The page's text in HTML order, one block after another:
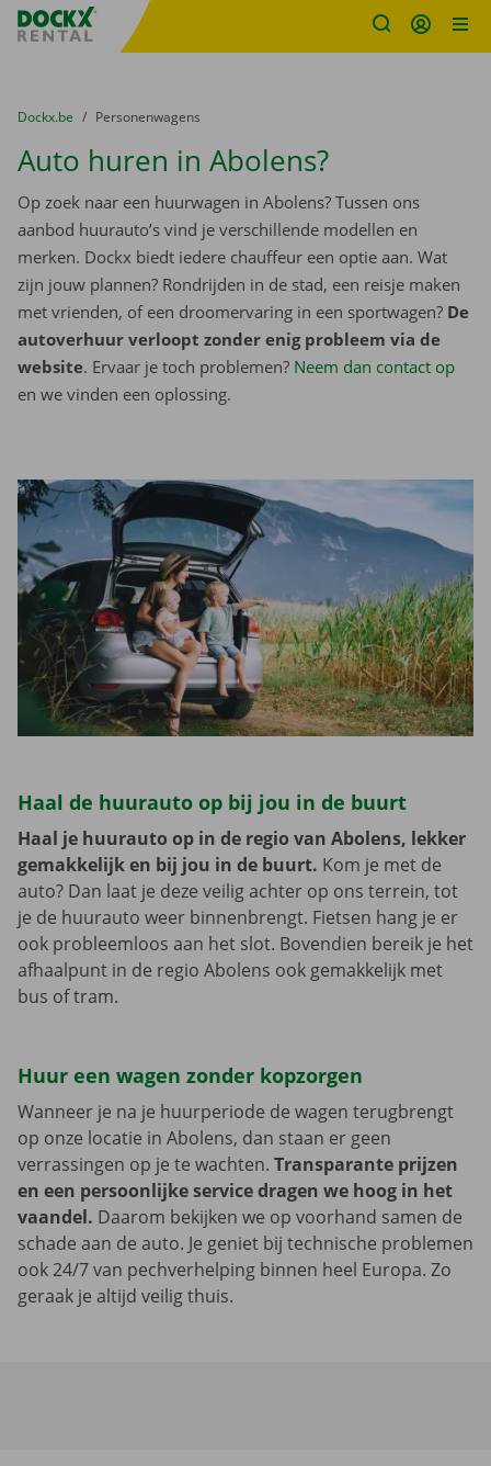
Fratello DEMO
U bevindt zich hier:
van
Dockx.be naar
Personenwagens
Auto huren in Abolens?
Op zoek naar een huurwagen in Abolens? Tussen ons
aanbod huurauto’s vind je verschillende modellen en
merken. Dockx biedt iedere chauffeur een optie aan. Wat
zijn jouw plannen? Rondrijden in de stad, een reisje maken
met vrienden, of een droomervaring in een sportwagen? De
autoverhuur verloopt zonder enig probleem via de
website. Ervaar je toch problemen? Neem dan contact op
en we vinden een oplossing.
Haal de huurauto op bij jou in de buurt
Haal je huurauto op in de regio van Abolens, lekker
gemakkelijk en bij jou in de buurt. Kom je met de
auto? Dan laat je deze veilig achter op ons terrein, tot
je de huurauto weer binnenbrengt. Fietsen hang je er
ook probleemloos aan het slot. Bovendien bereik je het
afhaalpunt in de regio Abolens ook gemakkelijk met
bus of tram.
Huur een wagen zonder kopzorgen
Wanneer je na je huurperiode de wagen terugbrengt
op onze locatie in Abolens, dan staan er geen
verrassingen op je te wachten. Transparante prijzen
en een persoonlijke service dragen we hoog in het
vaandel. Daarom bekijken we op voorhand samen de
schade aan de auto. Je geniet bij technische problemen
ook 24/7 van pechverhelping binnen heel Europa. Zo
geraak je altijd veilig thuis.